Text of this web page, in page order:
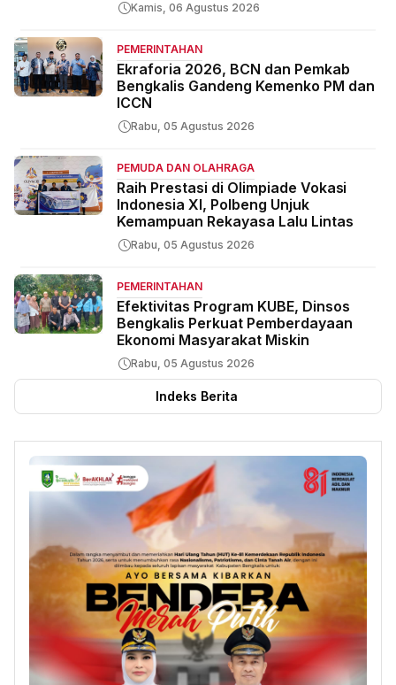
Kamis, 06 Agustus 2026
PEMERINTAHAN
Ekraforia 2026, BCN dan Pemkab
Bengkalis Gandeng Kemenko PM dan
ICCN
Rabu, 05 Agustus 2026
PEMUDA DAN OLAHRAGA
Raih Prestasi di Olimpiade Vokasi
Indonesia XI, Polbeng Unjuk
Kemampuan Rekayasa Lalu Lintas
Rabu, 05 Agustus 2026
PEMERINTAHAN
Efektivitas Program KUBE, Dinsos
Bengkalis Perkuat Pemberdayaan
Ekonomi Masyarakat Miskin
Rabu, 05 Agustus 2026
Indeks Berita